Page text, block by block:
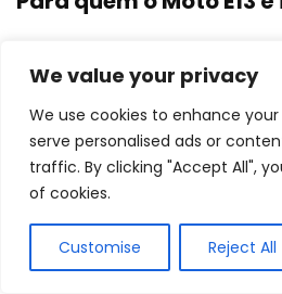
We value your privacy
We use cookies to enhance
serve personalised ads or
traffic. By clicking "Accept All",
of cookies.
Customise Reject All
tantas aplicações pesadas. O
para atividades cotidianas
fotografar e ouvir música.
bastante útil para
Um dos diferenciais é a